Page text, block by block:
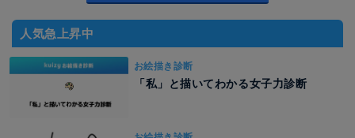
人気急上昇中
お絵描き診断
「私」と描いてわかる女子力診断